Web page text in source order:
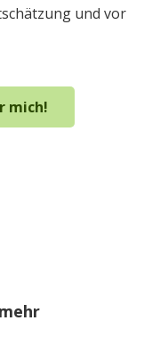
und vor
mich!